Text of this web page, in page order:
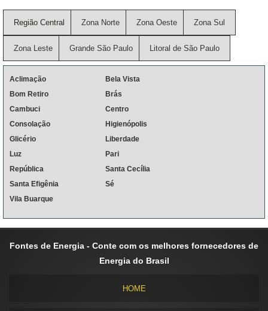
Região Central Zona Norte Zona Oeste Zona Sul
Zona Leste Grande São Paulo Litoral de São Paulo
Aclimação
Bela Vista
Bom Retiro
Brás
Cambuci
Centro
Consolação
Higienópolis
Glicério
Liberdade
Luz
Pari
República
Santa Cecília
Santa Efigênia
Sé
Vila Buarque
Fontes de Energia - Conte com os melhores fornecedores de
Energia do Brasil
HOME